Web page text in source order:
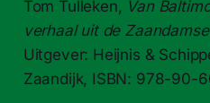
Tom Tulleken, Van
verhaal uit de
Uitgever: Heijnis &
Zaandijk, ISBN: 978-90-